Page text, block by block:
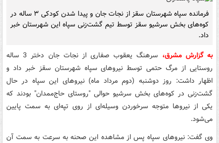
فرمانده سپاه شهرستان سقز از نجات جان و پیدا شدن کودکی ۳ ساله در
کوه‌های بخش سرشیو سقز توسط تیم گشت‌زنی سپاه این شهرستان خبر
داد.
به گزارش مشرق،
سرهنگ یعقوب صفاری از نجات جان دختر 3 ساله
روستایی از مرگ حتمی توسط نیروهای سپاه شهرستان سقز خبر داد و
اظهار داشت: روز دوشنبه (دوم مرداد ماه) نیروهای این سپاه در حال
گشت‌زنی در کوه‌های بخش سرشیو حوالی "روستای حاج‌ممدان" بودند که
یکی از نیروها متوجه سرخوردن وسیله‌ای از روی تپه‌ای به سمت پایین
می‌شود.
وی گفت: نیروهای سپاه پس از مشاهده این صحنه به سرعت به سمت آن